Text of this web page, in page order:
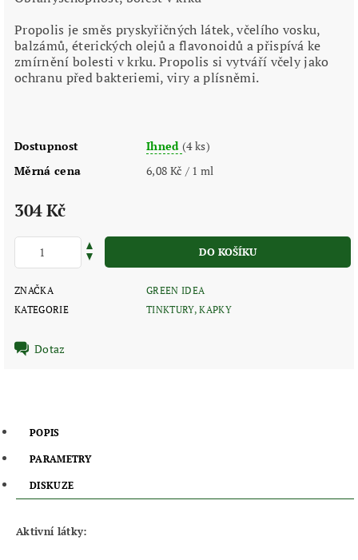
Propolis je směs pryskyřičných látek, včelího vosku,
balzámů, éterických olejů a flavonoidů a přispívá ke
zmírnění bolesti v krku. Propolis si vytváří včely jako
ochranu před bakteriemi, viry a plísněmi.
Dostupnost Ihned(4 ks)
Měrná cena
6,08 Kč / 1 ml
304 Kč
ZNAČKA
GREEN IDEA
KATEGORIE
TINKTURY, KAPKY
Dotaz
POPIS
PARAMETRY
DISKUZE
Aktivní látky: